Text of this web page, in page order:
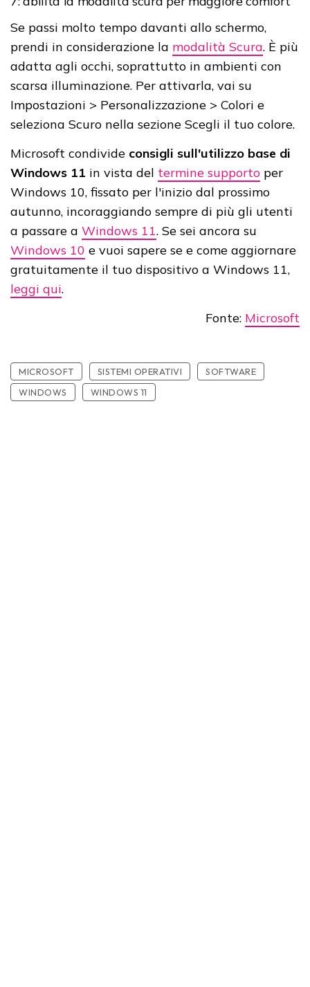
Se passi molto tempo davanti allo schermo,
prendi in considerazione la modalità Scura. È più
adatta agli occhi, soprattutto in ambienti con
scarsa illuminazione. Per attivarla, vai su
Impostazioni > Personalizzazione > Colori e
seleziona Scuro nella sezione Scegli il tuo colore.
Microsoft condivide consigli sull'utilizzo base di
Windows 11 in vista del termine supporto per
Windows 10, fissato per l'inizio dal prossimo
autunno, incoraggiando sempre di più gli utenti
a passare a Windows 11. Se sei ancora su
Windows 10 e vuoi sapere se e come aggiornare
gratuitamente il tuo dispositivo a Windows 11,
leggi qui.
Fonte: Microsoft
MICROSOFT SISTEMI OPERATIVI
SOFTWARE
WINDOWS
WINDOWS 11